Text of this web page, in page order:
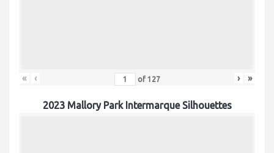
« ‹ of 127 › »
2023 Mallory Park Intermarque Silhouettes